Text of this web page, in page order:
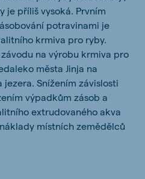
je příliš vysoká. Prvním
potravinami je
krmiva pro ryby.
na výrobu krmiva pro
města Jinja na
Snížením závislosti
výpadkům zásob a
extrudovaného akva
místních zemědělců